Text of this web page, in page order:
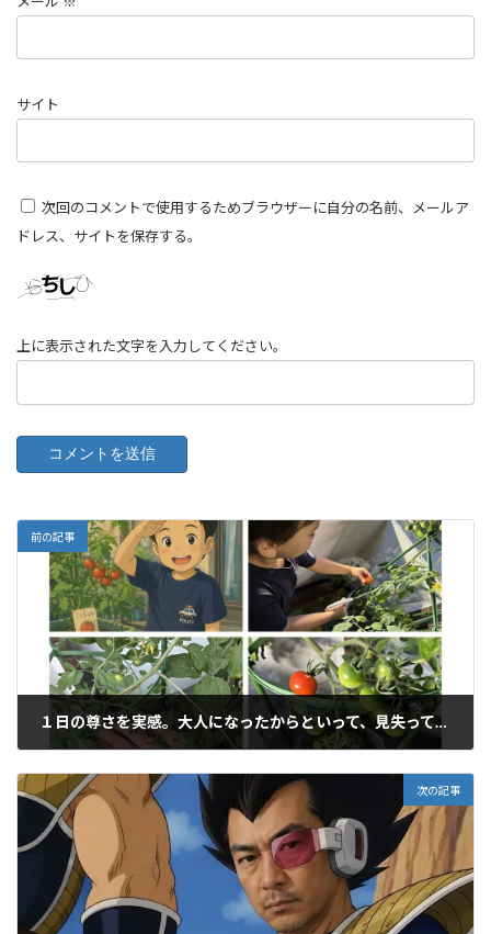
サイト
次回のコメントで使用するためブラウザーに自分の名前、メールア
ドレス、サイトを保存する。
上に表示された文字を入力してください。
前の記事
１日の尊さを実感。大人になったからといって、見失ってはいないか？
次の記事